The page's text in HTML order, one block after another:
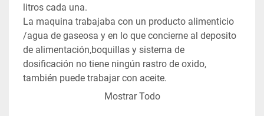
litros cada una.
La maquina trabajaba con un producto alimenticio
/agua de gaseosa y en lo que concierne al deposito
de alimentación,boquillas y sistema de
dosificación no tiene ningún rastro de oxido,
también puede trabajar con aceite.
Mostrar Todo